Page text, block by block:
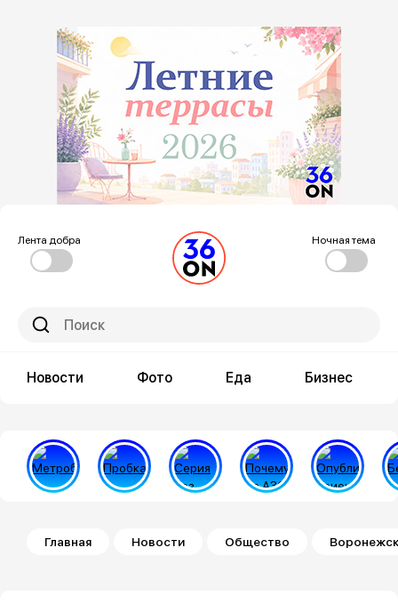
Лента добра Ночная тема
Новости Фото Еда Бизнес
Строка навигации
Главная Новости Общество